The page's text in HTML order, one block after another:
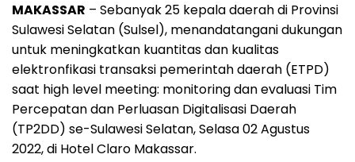
c
e
b
o
o
k
a
t
s
A
p
p
l
e
g
r
a
m
r
e
a
d
s
a
r
e
MAKASSAR – Sebanyak 25 kepala daerah di Provinsi
Sulawesi Selatan (Sulsel), menandatangani dukungan
untuk meningkatkan kuantitas dan kualitas
elektronfikasi transaksi pemerintah daerah (ETPD)
saat high level meeting: monitoring dan evaluasi Tim
Percepatan dan Perluasan Digitalisasi Daerah
(TP2DD) se-Sulawesi Selatan, Selasa 02 Agustus
2022, di Hotel Claro Makassar.